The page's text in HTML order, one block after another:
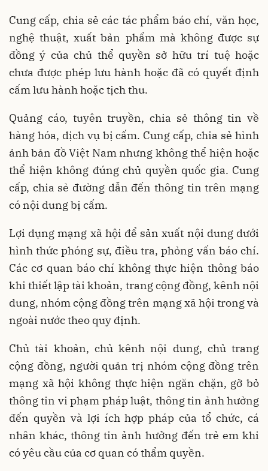
Cung cấp, chia sẻ các tác phẩm báo chí, văn học,
nghệ thuật, xuất bản phẩm mà không được sự
đồng ý của chủ thể quyền sở hữu trí tuệ hoặc
chưa được phép lưu hành hoặc đã có quyết định
cấm lưu hành hoặc tịch thu.
Quảng cáo, tuyên truyền, chia sẻ thông tin về
hàng hóa, dịch vụ bị cấm. Cung cấp, chia sẻ hình
ảnh bản đồ Việt Nam nhưng không thể hiện hoặc
thể hiện không đúng chủ quyền quốc gia. Cung
cấp, chia sẻ đường dẫn đến thông tin trên mạng
có nội dung bị cấm.
Lợi dụng mạng xã hội để sản xuất nội dung dưới
hình thức phóng sự, điều tra, phỏng vấn báo chí.
Các cơ quan báo chí không thực hiện thông báo
khi thiết lập tài khoản, trang cộng đồng, kênh nội
dung, nhóm cộng đồng trên mạng xã hội trong và
ngoài nước theo quy định.
Chủ tài khoản, chủ kênh nội dung, chủ trang
cộng đồng, người quản trị nhóm cộng đồng trên
mạng xã hội không thực hiện ngăn chặn, gỡ bỏ
thông tin vi phạm pháp luật, thông tin ảnh hưởng
đến quyền và lợi ích hợp pháp của tổ chức, cá
nhân khác, thông tin ảnh hưởng đến trẻ em khi
có yêu cầu của cơ quan có thẩm quyền.